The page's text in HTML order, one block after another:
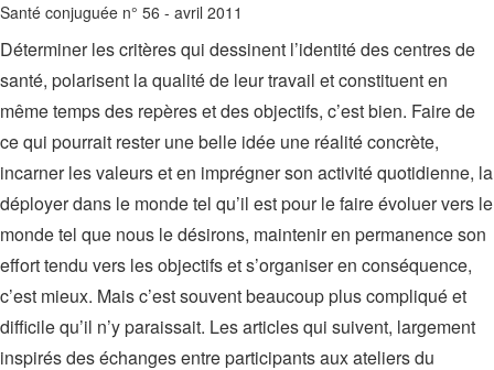
Santé conjuguée n° 56 - avril 2011
Déterminer les critères qui dessinent l’identité des centres de
santé, polarisent la qualité de leur travail et constituent en
même temps des repères et des objectifs, c’est bien. Faire de
ce qui pourrait rester une belle idée une réalité concrète,
incarner les valeurs et en imprégner son activité quotidienne, la
déployer dans le monde tel qu’il est pour le faire évoluer vers le
monde tel que nous le désirons, maintenir en permanence son
effort tendu vers les objectifs et s’organiser en conséquence,
c’est mieux. Mais c’est souvent beaucoup plus compliqué et
difficile qu’il n’y paraissait. Les articles qui suivent, largement
inspirés des échanges entre participants aux ateliers du